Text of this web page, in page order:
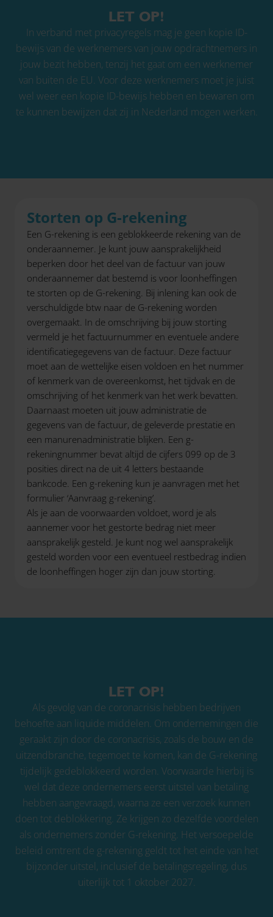
LET OP!
In verband met privacyregels mag je geen kopie ID-
bewijs van de werknemers van jouw opdrachtnemers in
jouw bezit hebben, tenzij het gaat om een werknemer
van buiten de EU. Voor deze werknemers moet je juist
wel weer een kopie ID-bewijs hebben en bewaren om
te kunnen bewijzen dat zij in Nederland mogen werken.
Storten op G-rekening
Een G-rekening is een geblokkeerde rekening van de
onderaannemer. Je kunt jouw aansprakelijkheid
beperken door het deel van de factuur van jouw
onderaannemer dat bestemd is voor loonheffingen
te storten op de G-rekening. Bij inlening kan ook de
verschuldigde btw naar de G-rekening worden
overgemaakt. In de omschrijving bij jouw storting
vermeld je het factuurnummer en eventuele andere
identificatiegegevens van de factuur. Deze factuur
moet aan de wettelijke eisen voldoen en het nummer
of kenmerk van de overeenkomst, het tijdvak en de
omschrijving of het kenmerk van het werk bevatten.
Daarnaast moeten uit jouw administratie de
gegevens van de factuur, de geleverde prestatie en
een manurenadministratie blijken. Een g-
rekeningnummer bevat altijd de cijfers 099 op de 3
posities direct na de uit 4 letters bestaande
bankcode. Een g-rekening kun je aanvragen met het
formulier ‘Aanvraag g-rekening’.
Als je aan de voorwaarden voldoet, word je als
aannemer voor het gestorte bedrag niet meer
aansprakelijk gesteld. Je kunt nog wel aansprakelijk
gesteld worden voor een eventueel restbedrag indien
de loonheffingen hoger zijn dan jouw storting.
LET OP!
Als gevolg van de coronacrisis hebben bedrijven
behoefte aan liquide middelen. Om ondernemingen die
geraakt zijn door de coronacrisis, zoals de bouw en de
uitzendbranche, tegemoet te komen, kan de G-rekening
tijdelijk gedeblokkeerd worden. Voorwaarde hierbij is
wel dat deze ondernemers eerst uitstel van betaling
hebben aangevraagd, waarna ze een verzoek kunnen
doen tot deblokkering. Ze krijgen zo dezelfde voordelen
als ondernemers zonder G-rekening. Het versoepelde
beleid omtrent de g-rekening geldt tot het einde van het
bijzonder uitstel, inclusief de betalingsregeling, dus
uiterlijk tot 1 oktober 2027.